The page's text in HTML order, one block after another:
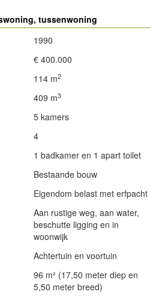
tussenwoning
1990
€ 400.000
114 m2
409 m3
5 kamers
4
1 badkamer en 1 apart toilet
Bestaande bouw
Eigendom belast met erfpacht
Aan rustige weg, aan water,
beschutte ligging en in
woonwijk
Achtertuin en voortuin
96 m² (17,50 meter diep en
5,50 meter breed)